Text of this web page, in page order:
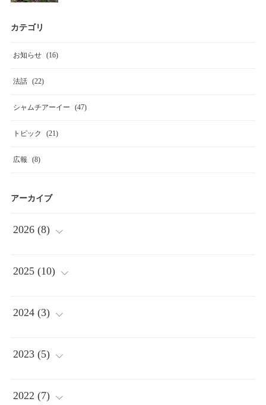
カテゴリ
お知らせ (16)
法話 (22)
シャムチアーイー (47)
トピック (21)
広報 (8)
アーカイブ
2026 (8)
(2)
2025 (10)
(2)
2024 (3)
(1)
2023 (5)
(1)
2022 (7)